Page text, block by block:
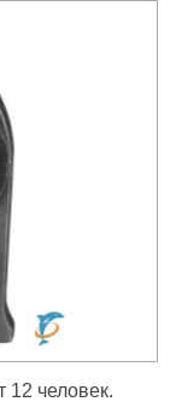
12 человек.